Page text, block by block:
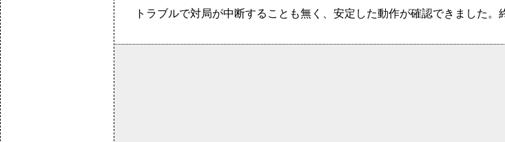
トラブルで対局が中断することも無く、安定した動作が確認できました